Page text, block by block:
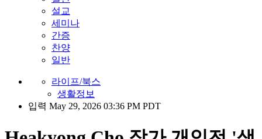
설교
세미나
간증
찬양
일반
라이프/북스
생활정보
입력 May 29, 2026 03:36 PM PDT